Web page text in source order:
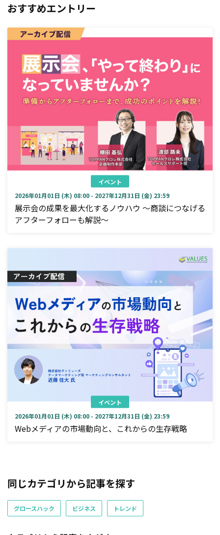
おすすめエントリー
イベント
2026年01月01日 (木) 08:00 - 2027年12月31日 (金) 23:59
展示会の成果を最大化するノウハウ ～商談につなげる
アフターフォローも解説～
イベント
2026年01月01日 (木) 08:00 - 2027年12月31日 (金) 23:59
Webメディアの市場動向と、これからの生存戦略
同じカテゴリから記事を探す
グロースハック ビジネス トレンド